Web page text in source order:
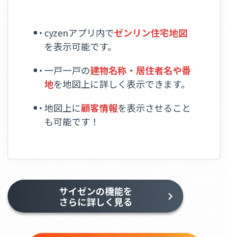
cyzenアプリ内でゼンリン住宅地図
を表示可能です。
一戸一戸の建物名称・居住者名や番
地を地図上に詳しく表示できます。
地図上に顧客情報を表示させること
も可能です！
サイゼンの機能を
さらに詳しく見る